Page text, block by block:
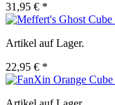
31,95 € *
Artikel auf Lager.
22,95 € *